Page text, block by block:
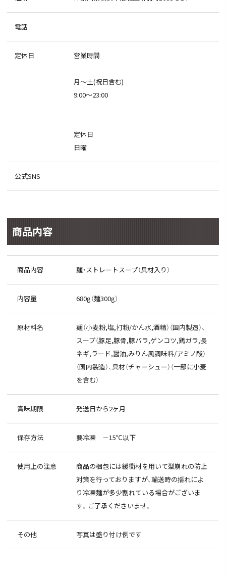
電話
定休日 営業時間
月～土(祝日含む)
9:00～23:00
定休日
日曜
公式SNS
商品内容
商品内容 麺・ストレートスープ（具材入り）
内容量 680g（麺300g）
原材料名
麺（小麦粉,塩,打粉/かん水,酒精）（国内製造）、
スープ（豚足,豚骨,豚バラ,ゲンコツ,鶏ガラ,長
ネギ,ラード,醤油,みりん風調味料/アミノ酸）
（国内製造）、具材（チャーシュー）（一部に小麦
を含む）
賞味期限 発送日から2ヶ月
保存方法 要冷凍 －15℃以下
使用上の注意
商品の梱包には緩衝材を用いて型崩れの防止
対策を行っておりますが、輸送時の揺れによ
り冷凍麺が多少割れている場合がございま
す。ご了承くださいませ。
その他 写真は盛り付け例です